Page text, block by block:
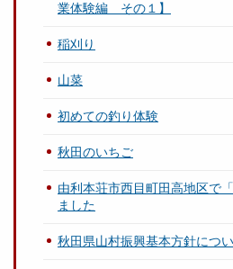
業体験編 その１】
稲刈り
山菜
初めての釣り体験
秋田のいちご
由利本荘市西目町田高地区で
ました
秋田県山村振興基本方針につ